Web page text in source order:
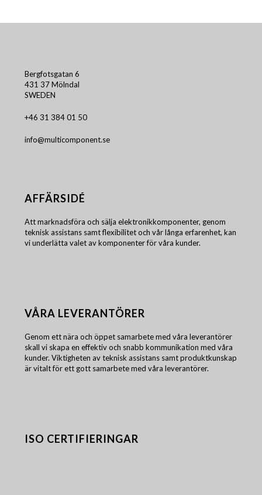
Bergfotsgatan 6
431 37 Mölndal
SWEDEN
+46 31 384 01 50
info@multicomponent.se
AFFÄRSIDÉ
Att marknadsföra och sälja elektronikkomponenter, genom
teknisk assistans samt flexibilitet och vår långa erfarenhet, kan
vi underlätta valet av komponenter för våra kunder.
VÅRA LEVERANTÖRER
Genom ett nära och öppet samarbete med våra leverantörer
skall vi skapa en effektiv och snabb kommunikation med våra
kunder. Viktigheten av teknisk assistans samt produktkunskap
är vitalt för ett gott samarbete med våra leverantörer.
ISO CERTIFIERINGAR